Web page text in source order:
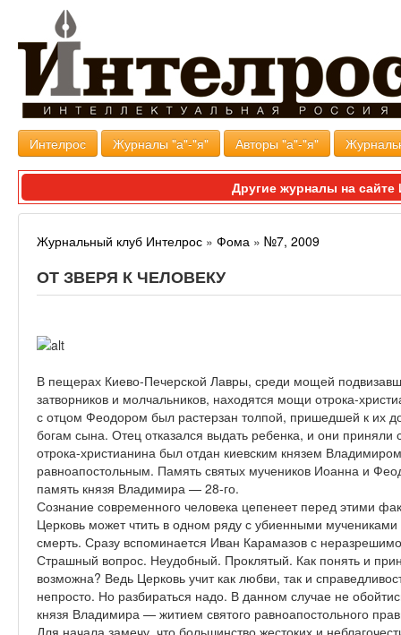
Интелрос Журналы "а"-"я" Авторы "а"-"я"
Другие журналы на
Журнальный клуб Интелрос » Фома » №7, 2009
ОТ ЗВЕРЯ К ЧЕЛОВЕКУ
В пещерах Киево-Печерской Лавры, среди мощей
затворников и молчальников, находятся мощи отрока-
с отцом Феодором был растерзан толпой, пришедшей к их
богам сына. Отец отказался выдать ребенка, и они приняли
отрока-христианина был отдан киевским князем
равноапостольным. Память святых мучеников Иоанна и
память князя Владимира — 28-го.
Сознание современного человека цепенеет перед этими
Церковь может чтить в одном ряду с убиенными мучениками
смерть. Сразу вспоминается Иван Карамазов с
Страшный вопрос. Неудобный. Проклятый. Как понять и
возможна? Ведь Церковь учит как любви, так и
непросто. Но разбираться надо. В данном случае не
князя Владимира — житием святого равноапостольного
Для начала замечу, что большинство жестоких и